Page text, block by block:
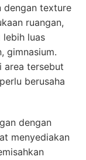
dengan texture
ruangan,
lebih luas
gimnasium.
area tersebut
berusaha
dengan
menyediakan